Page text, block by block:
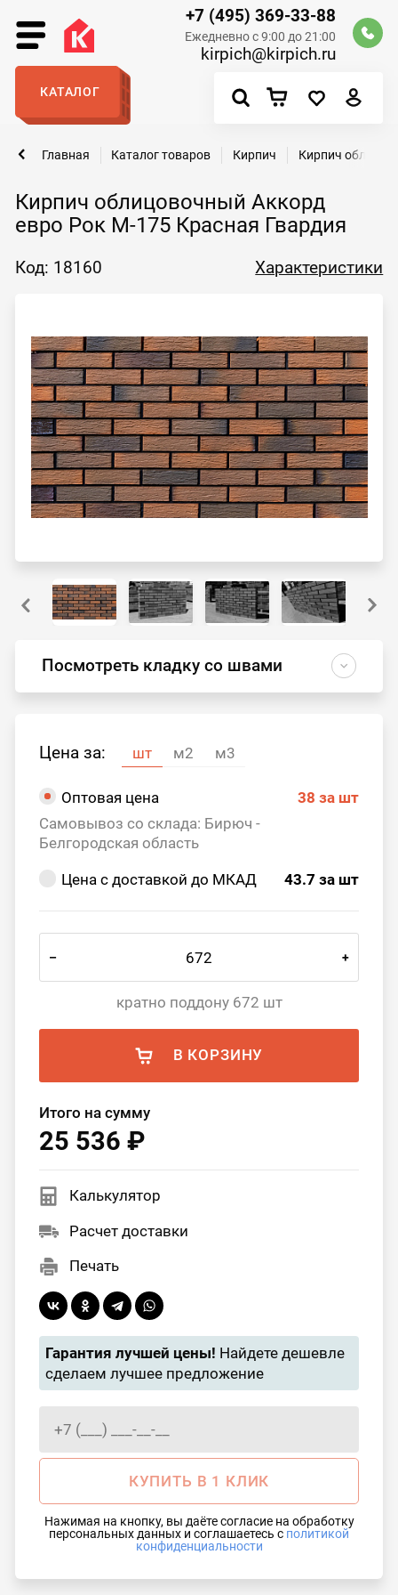
+7 (495) 369-33-88
Ежедневно с 9:00 до 21:00
kirpich@kirpich.ru
КАТАЛОГ
Кирпич облицовочный Аккорд
евро Рок М-175 Красная Гвардия
Главная Каталог товаров Кирпич Кирпич
Код: 18160 Характеристики
Посмотреть кладку со швами
Цена за: шт м2 м3
Оптовая цена 38 за шт
Самовывоз со склада: Бирюч -
Белгородская область
Цена с доставкой до МКАД 43.7 за шт
– +
кратно поддону 672 шт
В КОРЗИНУ
Итого на сумму
25 536 ₽
Калькулятор
Расчет доставки
Печать
Гарантия лучшей цены! Найдете дешевле
сделаем лучшее предложение
КУПИТЬ В 1 КЛИК
Нажимая на кнопку, вы даёте согласие на обработку
персональных данных и соглашаетесь с политикой
конфиденциальности